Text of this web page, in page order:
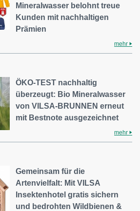
Mineralwasser belohnt treue
Kunden mit nachhaltigen
Prämien
mehr
ÖKO-TEST nachhaltig
überzeugt: Bio Mineralwasser
von VILSA-BRUNNEN erneut
mit Bestnote ausgezeichnet
mehr
Gemeinsam für die
Artenvielfalt: Mit VILSA
Insektenhotel gratis sichern
und bedrohten Wildbienen &